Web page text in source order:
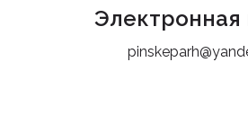
Электронная